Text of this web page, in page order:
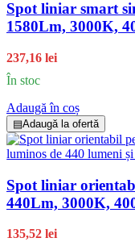
Spot liniar smart
1580Lm, 3000K,
237,16 lei
În stoc
Adaugă în coș
▤Adaugă la ofertă
Spot liniar
440Lm, 3000K,
135,52 lei